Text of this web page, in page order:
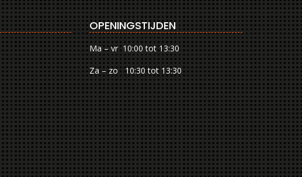
OPENINGSTIJDEN
Ma – vr 10:00 tot 13:30
Za – zo 10:30 tot 13:30